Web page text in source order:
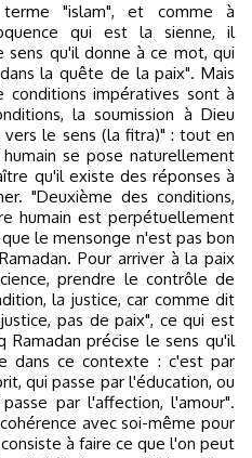
qui est la sienne, il
qu'il donne à ce mot, qui
la quête de la paix". Mais
impératives sont à
la soumission à Dieu
le sens (la fitra)" : tout en
se pose naturellement
qu'il existe des réponses à
"Deuxième des conditions,
humain est perpétuellement
le mensonge n'est pas bon
Pour arriver à la paix
prendre le contrôle de
la justice, car comme dit
pas de paix", ce qui est
Ramadan précise le sens qu'il
dans ce contexte : c'est par
qui passe par l'éducation, ou
par l'affection, l'amour".
avec soi-même pour
à faire ce que l'on peut